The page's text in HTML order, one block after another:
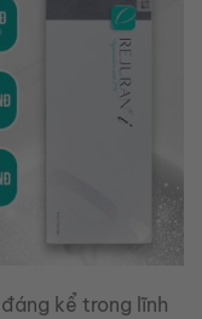
kể trong lĩnh